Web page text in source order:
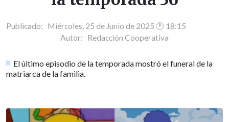
Publicado: Miércoles, 25 de Junio de 2025 🕐 18:15
Autor: Redacción Cooperativa
El último episodio de la temporada mostró el funeral de la
matriarca de la familia.